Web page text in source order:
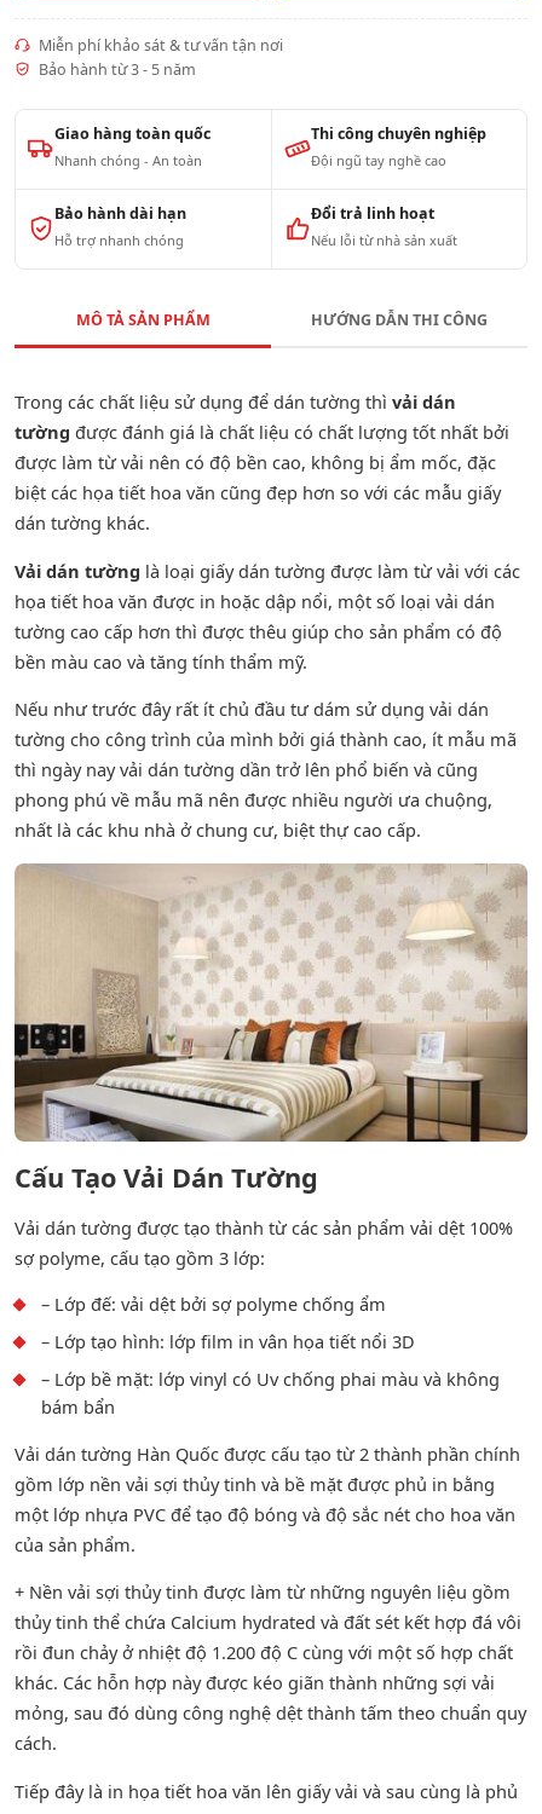
Miễn phí khảo sát & tư vấn tận nơi
Bảo hành từ 3 - 5 năm
Giao hàng toàn quốc
Nhanh chóng - An toàn
Thi công chuyên nghiệp
Đội ngũ tay nghề cao
Bảo hành dài hạn
Hỗ trợ nhanh chóng
Đổi trả linh hoạt
Nếu lỗi từ nhà sản xuất
MÔ TẢ SẢN PHẨM HƯỚNG DẪN THI CÔNG
Trong các chất liệu sử dụng để dán tường thì vải dán
tường được đánh giá là chất liệu có chất lượng tốt nhất bởi
được làm từ vải nên có độ bền cao, không bị ẩm mốc, đặc
biệt các họa tiết hoa văn cũng đẹp hơn so với các mẫu giấy
dán tường khác.
Vải dán tường là loại giấy dán tường được làm từ vải với các
họa tiết hoa văn được in hoặc dập nổi, một số loại vải dán
tường cao cấp hơn thì được thêu giúp cho sản phẩm có độ
bền màu cao và tăng tính thẩm mỹ.
Nếu như trước đây rất ít chủ đầu tư dám sử dụng vải dán
tường cho công trình của mình bởi giá thành cao, ít mẫu mã
thì ngày nay vải dán tường dần trở lên phổ biến và cũng
phong phú về mẫu mã nên được nhiều người ưa chuộng,
nhất là các khu nhà ở chung cư, biệt thự cao cấp.
Cấu Tạo Vải Dán Tường
Vải dán tường được tạo thành từ các sản phẩm vải dệt 100%
sợ polyme, cấu tạo gồm 3 lớp:
– Lớp đế: vải dệt bởi sợ polyme chống ẩm
– Lớp tạo hình: lớp film in vân họa tiết nổi 3D
– Lớp bề mặt: lớp vinyl có Uv chống phai màu và không
bám bẩn
Vải dán tường Hàn Quốc được cấu tạo từ 2 thành phần chính
gồm lớp nền vải sợi thủy tinh và bề mặt được phủ in bằng
một lớp nhựa PVC để tạo độ bóng và độ sắc nét cho hoa văn
của sản phẩm.
+ Nền vải sợi thủy tinh được làm từ những nguyên liệu gồm
thủy tinh thể chứa Calcium hydrated và đất sét kết hợp đá vôi
rồi đun chảy ở nhiệt độ 1.200 độ C cùng với một số hợp chất
khác. Các hỗn hợp này được kéo giãn thành những sợi vải
mỏng, sau đó dùng công nghệ dệt thành tấm theo chuẩn quy
cách.
Tiếp đây là in họa tiết hoa văn lên giấy vải và sau cùng là phủ